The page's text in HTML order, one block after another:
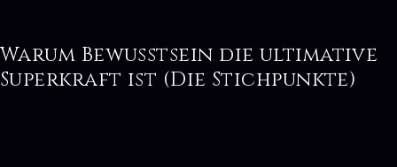
Warum Bewusstsein die ultimative
Superkraft ist (Die Stichpunkte)